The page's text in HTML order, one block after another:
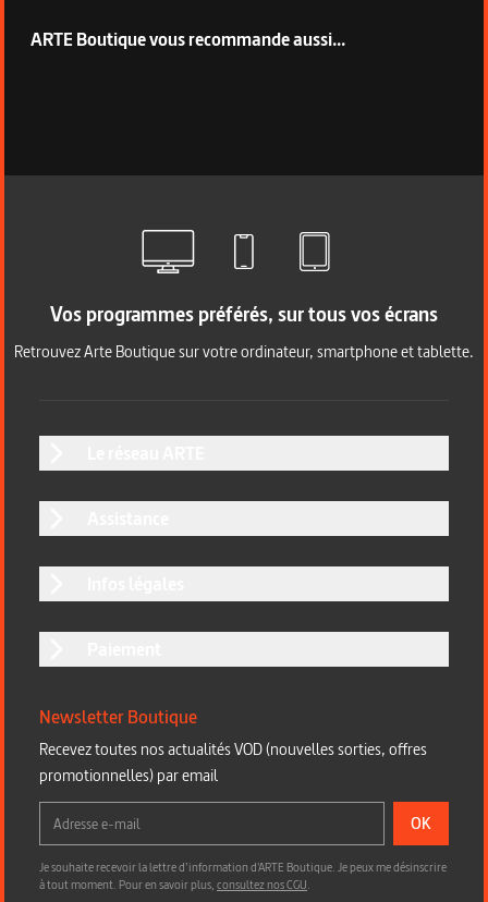
ARTE Boutique vous recommande aussi...
Vos programmes préférés, sur tous vos écrans
Retrouvez Arte Boutique sur votre ordinateur, smartphone et tablette.
Newsletter Boutique
Recevez toutes nos actualités VOD (nouvelles sorties, offres
promotionnelles) par email
OK
Je souhaite recevoir la lettre d’information d'ARTE Boutique. Je peux me désinscrire
à tout moment. Pour en savoir plus,consultez nos CGU.